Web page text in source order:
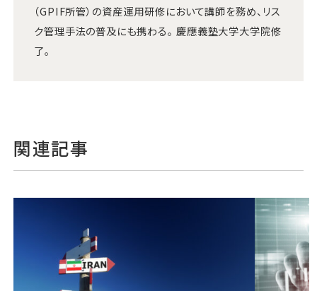
（GPIF所管）の資産運用研修において講師を務め、リス
ク管理手法の普及にも携わる。 慶應義塾大学大学院修
了。
関連記事